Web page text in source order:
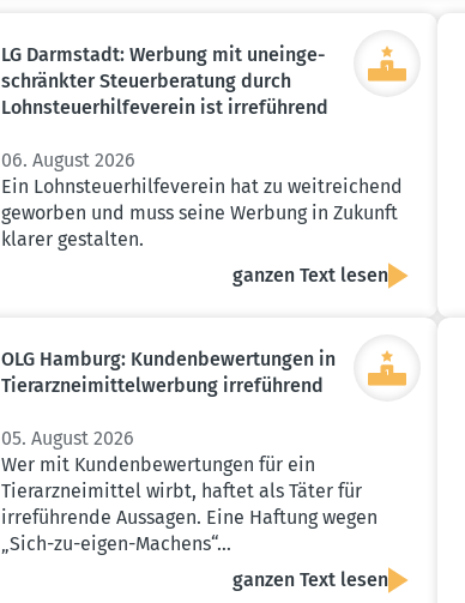
LG Darmstadt: Werbung mit unein­ge­
schränkter Steuer­be­ratung durch
Lohnsteu­er­hil­fe­verein ist irreführend
06. August 2026
Ein Lohnsteuerhilfeverein hat zu weitreichend
geworben und muss seine Werbung in Zukunft
klarer gestalten.
ganzen Text lesen
OLG Hamburg: Kunden­be­wer­tungen in
Tierarz­nei­mit­tel­werbung irreführend
05. August 2026
Wer mit Kundenbewertungen für ein
Tierarzneimittel wirbt, haftet als Täter für
irreführende Aussagen. Eine Haftung wegen
„Sich-zu-eigen-Machens“…
ganzen Text lesen